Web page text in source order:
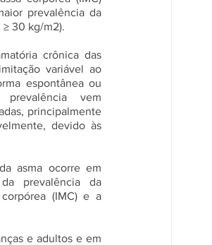
prevalência da
≥ 30 kg/m2).
crônica das
variável ao
espontânea ou
vem
principalmente
devido às
asma ocorre em
prevalência da
(IMC) e a
e adultos e em